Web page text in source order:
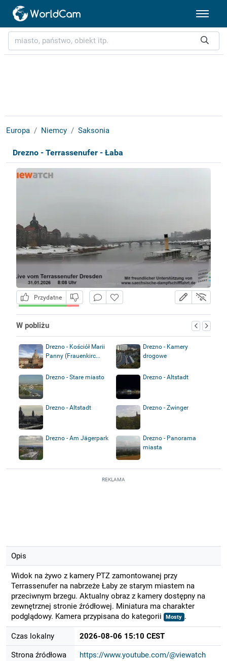
Europa Niemcy Saksonia
Drezno - Terrassenufer - Łaba
Przydatne
W pobliżu
Drezno - Kościół Marii
Panny (Frauenkirc...
Drezno - Kamery
drogowe
Drezno - Stare miasto Drezno - Altstadt
Drezno - Altstadt Drezno - Zwinger
Drezno - Am Jägerpark
Drezno - Panorama
miasta
REKLAMA
Opis
Widok na żywo z kamery PTZ zamontowanej przy
Terrassenufer na nabrzeże Łaby ze starym miastem na
przeciwnym brzegu. Aktualny obraz z kamery dostępny na
zewnętrznej stronie źródłowej. Miniatura ma charakter
podglądowy. Kamera przypisana do kategorii
Mosty .
Czas lokalny 2026-08-06 15:10 CEST
Strona źródłowa https://www.youtube.com/@viewatch